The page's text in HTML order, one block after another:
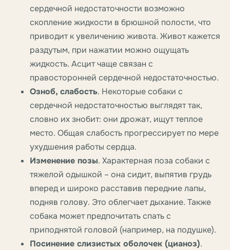
сердечной недостаточности возможно
скопление жидкости в брюшной полости, что
приводит к увеличению живота. Живот кажется
раздутым, при нажатии можно ощущать
жидкость. Асцит чаще связан с
правосторонней сердечной недостаточностью.
Озноб, слабость. Некоторые собаки с
сердечной недостаточностью выглядят так,
словно их знобит: они дрожат, ищут теплое
место. Общая слабость прогрессирует по мере
ухудшения работы сердца.
Изменение позы. Характерная поза собаки с
тяжелой одышкой – она сидит, выпятив грудь
вперед и широко расставив передние лапы,
подняв голову. Это облегчает дыхание. Также
собака может предпочитать спать с
приподнятой головой (например, на подушке).
Посинение слизистых оболочек (цианоз).